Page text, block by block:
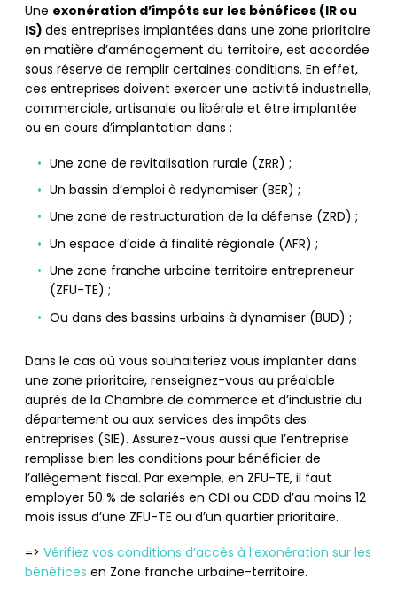
Une exonération d’impôts sur les bénéfices (IR ou
IS) des entreprises implantées dans une zone prioritaire
en matière d’aménagement du territoire, est accordée
sous réserve de remplir certaines conditions. En effet,
ces entreprises doivent exercer une activité industrielle,
commerciale, artisanale ou libérale et être implantée
ou en cours d’implantation dans :
Une zone de revitalisation rurale (ZRR) ;
Un bassin d’emploi à redynamiser (BER) ;
Une zone de restructuration de la défense (ZRD) ;
Un espace d’aide à finalité régionale (AFR) ;
Une zone franche urbaine territoire entrepreneur
(ZFU-TE) ;
Ou dans des bassins urbains à dynamiser (BUD) ;
Dans le cas où vous souhaiteriez vous implanter dans
une zone prioritaire, renseignez-vous au préalable
auprès de la Chambre de commerce et d’industrie du
département ou aux services des impôts des
entreprises (SIE). Assurez-vous aussi que l’entreprise
remplisse bien les conditions pour bénéficier de
l’allègement fiscal. Par exemple, en ZFU-TE, il faut
employer 50 % de salariés en CDI ou CDD d’au moins 12
mois issus d’une ZFU-TE ou d’un quartier prioritaire.
=> Vérifiez vos conditions d’accès à l’exonération sur les
bénéfices en Zone franche urbaine-territoire.